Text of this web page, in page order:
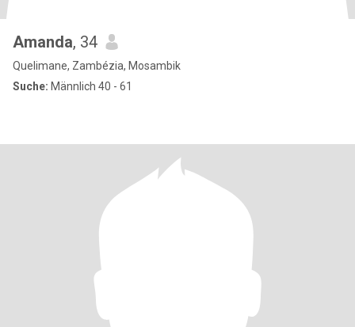
Amanda, 34
Quelimane, Zambézia, Mosambik
Suche: Männlich 40 - 61